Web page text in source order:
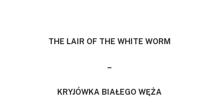
THE LAIR OF THE WHITE WORM
–
KRYJÓWKA BIAŁEGO WĘŻA